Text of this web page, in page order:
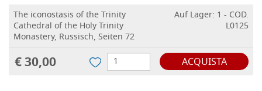
The iconostasis of the Trinity
Cathedral of the Holy Trinity
Monastery, Russisch, Seiten 72
Auf Lager: 1 - COD.
L0125
€ 30,00 ACQUISTA